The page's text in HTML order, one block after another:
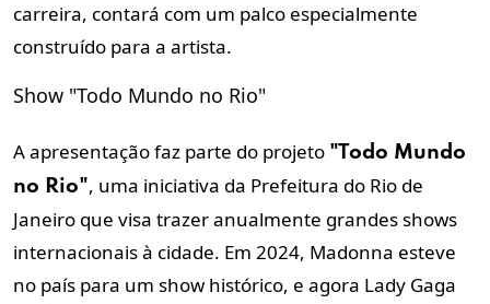
carreira, contará com um palco especialmente
construído para a artista.
Show "Todo Mundo no Rio"
A apresentação faz parte do projeto "Todo Mundo
no Rio", uma iniciativa da Prefeitura do Rio de
Janeiro que visa trazer anualmente grandes shows
internacionais à cidade. Em 2024, Madonna esteve
no país para um show histórico, e agora Lady Gaga